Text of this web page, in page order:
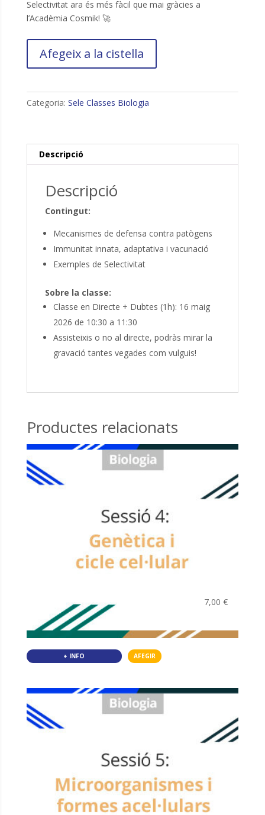
Selectivitat ara és més fàcil que mai gràcies a
l’Acadèmia Cosmik! 🚀
Sessió
Immunologia
Afegeix a la cistella
Categoria: Sele Classes Biologia
Descripció
Descripció
Contingut:
Mecanismes de defensa contra patògens
Immunitat innata, adaptativa i vacunació
Exemples de Selectivitat
Sobre la classe:
Classe en Directe + Dubtes (1h): 16 maig
2026 de 10:30 a 11:30
Assisteixis o no al directe, podràs mirar la
gravació tantes vegades com vulguis!
Productes relacionats
7,00€
+ INFO AFEGIR